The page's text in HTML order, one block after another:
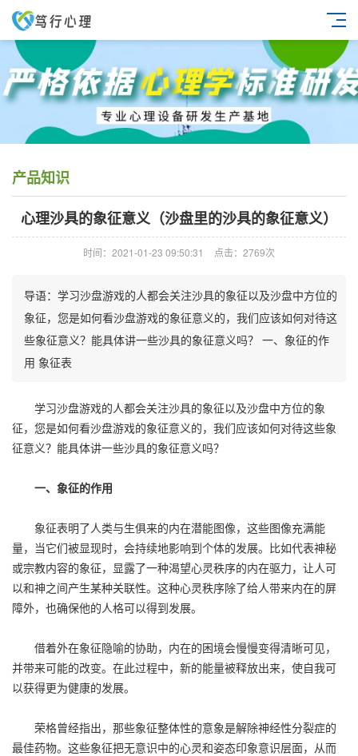
产品知识
心理沙具的象征意义（沙盘里的沙具的象征意义）
时间：2021-01-23 09:50:31 点击：2769次
导语：学习沙盘游戏的人都会关注沙具的象征以及沙盘中方位的
象征，您是如何看沙盘游戏的象征意义的，我们应该如何对待这
些象征意义？能具体讲一些沙具的象征意义吗？ 一、象征的作
用 象征表
学习沙盘游戏的人都会关注沙具的象征以及沙盘中方位的象
征，您是如何看沙盘游戏的象征意义的，我们应该如何对待这些象
征意义？能具体讲一些沙具的象征意义吗？
一、象征的作用
象征表明了人类与生俱来的内在潜能图像，这些图像充满能
量，当它们被显现时，会持续地影响到个体的发展。比如代表神秘
或宗教内容的象征，显露了一种渴望心灵秩序的内在驱力，让人可
以和神之间产生某种关联性。这种心灵秩序除了给人带来内在的屏
障外，也确保他的人格可以得到发展。
借着外在象征隐喻的协助，内在的困境会慢慢变得清晰可见，
并带来可能的改变。在此过程中，新的能量被释放出来，使自我可
以获得更为健康的发展。
荣格曾经指出，那些象征整体性的意象是解除神经性分裂症的
最佳药物。这些象征把无意识中的心灵和姿态印象意识层面，从而